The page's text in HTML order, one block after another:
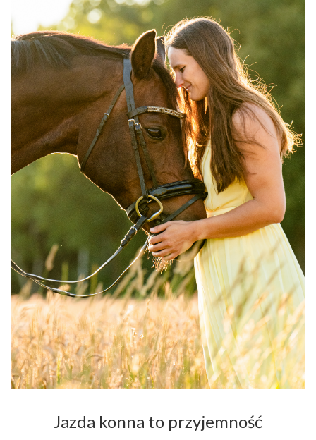
Jazda konna to przyjemność